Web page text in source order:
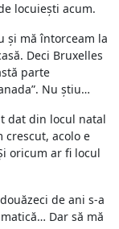
locuiești acum.
și mă întorceam la
Deci Bruxelles
parte
Nu știu…
dat din locul natal
crescut, acolo e
oricum ar fi locul
de ani s-a
Dar să mă